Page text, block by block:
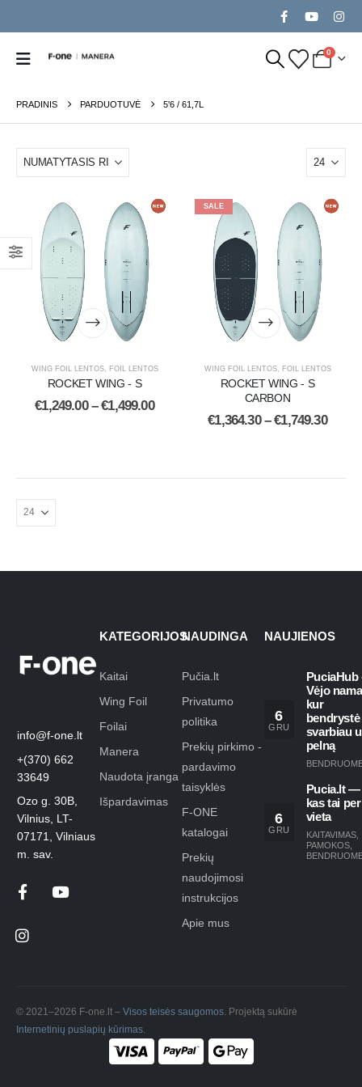
0
PRADINIS PARDUOTUVĖ 5'6 / 61,7L
WING FOIL LENTOS, FOIL LENTOS
ROCKET WING - S
€1,249.00 – €1,499.00
SALE
WING FOIL LENTOS, FOIL LENTOS
ROCKET WING - S
CARBON
€1,364.30 – €1,749.30
info@f-one.lt
+(370) 662
33649
Ozo g. 30B,
Vilnius, LT-
07171, Vilniaus
m. sav.
KATEGORIJOS
Kaitai
Wing Foil
Foilai
Manera
Naudota įranga
Išpardavimas
NAUDINGA
Pučia.lt
Privatumo
politika
Prekių pirkimo -
pardavimo
taisyklės
F-ONE
katalogai
Prekių
naudojimosi
instrukcijos
Apie mus
NAUJIENOS
6
GRU
PuciaHub
Vėjo
kur
bendrystė
svarbiau
pelną
6
GRU
Pucia.lt —
kas tai per
vieta
KAITAVIMAS
PAMOKOS
© 2021–2026 F-one.lt – Visos teisės saugomos . Projektą sukūrė
Internetinių puslapių kūrimas